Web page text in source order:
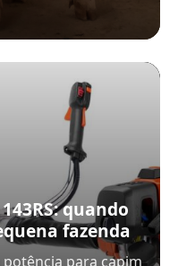
quando
fazenda
potência para capim